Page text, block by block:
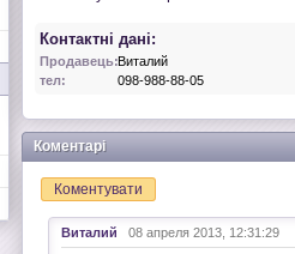
Контактні дані:
Продавець:Виталий
тел:
098-988-88-05
Коментарі
Коментувати
Виталий 08 апреля 2013, 12:31:29